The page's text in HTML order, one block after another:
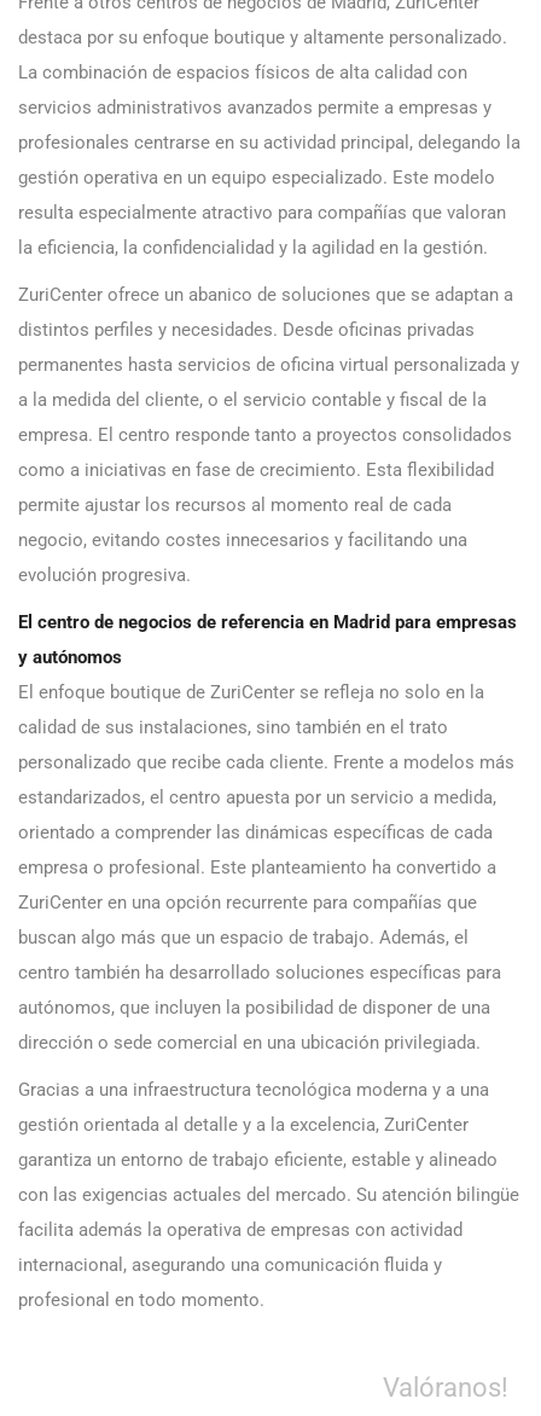
destaca por su enfoque boutique y altamente personalizado.
La combinación de espacios físicos de alta calidad con
servicios administrativos avanzados permite a empresas y
profesionales centrarse en su actividad principal, delegando la
gestión operativa en un equipo especializado. Este modelo
resulta especialmente atractivo para compañías que valoran
la eficiencia, la confidencialidad y la agilidad en la gestión.
ZuriCenter ofrece un abanico de soluciones que se adaptan a
distintos perfiles y necesidades. Desde oficinas privadas
permanentes hasta servicios de oficina virtual personalizada y
a la medida del cliente, o el servicio contable y fiscal de la
empresa. El centro responde tanto a proyectos consolidados
como a iniciativas en fase de crecimiento. Esta flexibilidad
permite ajustar los recursos al momento real de cada
negocio, evitando costes innecesarios y facilitando una
evolución progresiva.
El centro de negocios de referencia en Madrid para empresas
y autónomos
El enfoque boutique de ZuriCenter se refleja no solo en la
calidad de sus instalaciones, sino también en el trato
personalizado que recibe cada cliente. Frente a modelos más
estandarizados, el centro apuesta por un servicio a medida,
orientado a comprender las dinámicas específicas de cada
empresa o profesional. Este planteamiento ha convertido a
ZuriCenter en una opción recurrente para compañías que
buscan algo más que un espacio de trabajo. Además, el
centro también ha desarrollado soluciones específicas para
autónomos, que incluyen la posibilidad de disponer de una
dirección o sede comercial en una ubicación privilegiada.
Gracias a una infraestructura tecnológica moderna y a una
gestión orientada al detalle y a la excelencia, ZuriCenter
garantiza un entorno de trabajo eficiente, estable y alineado
con las exigencias actuales del mercado. Su atención bilingüe
facilita además la operativa de empresas con actividad
internacional, asegurando una comunicación fluida y
profesional en todo momento.
Valóranos!